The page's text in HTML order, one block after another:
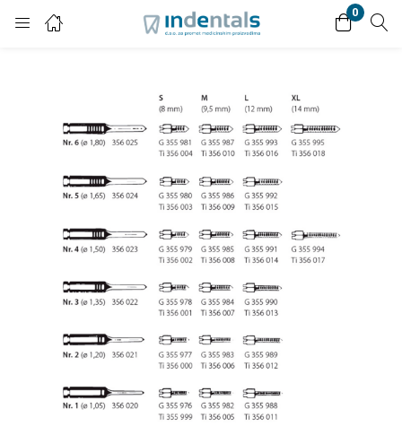
0
Login
Enter your username and password to login.
Remember me Lost password?